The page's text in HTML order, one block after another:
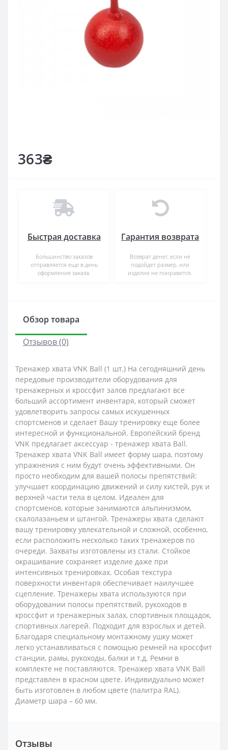
363₴
Быстрая доставка
Большинство заказов
отправляется еще в день
оформления заказа.
Гарантия возврата
Возврат денег, если не
подойдет размер, или
изделие не понравится.
Обзор товара
Отзывов (0)
Тренажер хвата VNK Ball (1 шт.) На сегодняшний день
передовые производители оборудования для
тренажерных и кроссфит залов предлагают все
больший ассортимент инвентаря, который сможет
удовлетворить запросы самых искушенных
спортсменов и сделает Вашу тренировку еще более
интересной и функциональной. Европейский бренд
VNK предлагает аксессуар - тренажер хвата Ball.
Тренажер хвата VNK Ball имеет форму шара, поэтому
упражнения с ним будут очень эффективными. Он
просто необходим для вашей полосы препятствий:
улучшает координацию движений и силу кистей, рук и
верхней части тела в целом. Идеален для
спортсменов, которые занимаются альпинизмом,
скалолазаньем и штангой. Тренажеры хвата сделают
вашу тренировку увлекательной и сложной, особенно,
если расположить несколько таких тренажеров по
очереди. Захваты изготовлены из стали. Стойкое
окрашивание сохраняет изделие даже при
интенсивных тренировках. Особая текстура
поверхности инвентаря обеспечивает наилучшее
сцепление. Тренажеры хвата используются при
оборудовании полосы препятствий, рукоходов в
кроссфит и тренажерных залах, спортивных площадок,
спортивных лагерей. Подходит для взрослых и детей.
Благодаря специальному монтажному ушку может
легко устанавливаться с помощью ремней на кроссфит
станции, рамы, рукоходы, балки и т.д. Ремни в
комплекте не поставляются. Тренажер хвата VNK Ball
представлен в красном цвете. Индивидуально может
быть изготовлен в любом цвете (палитра RAL).
Диаметр шара – 60 мм.
Отзывы